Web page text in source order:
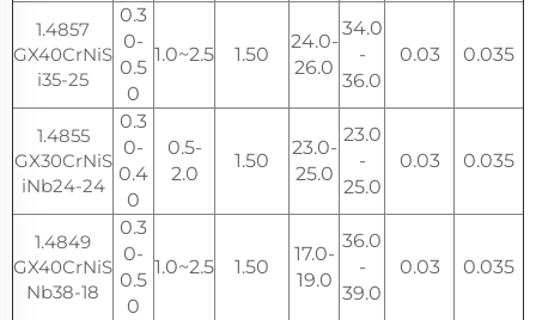
1.4857
GX40CrNiS
i35-25
0.3
0-
0.5
0
1.0~2.5 1.50
24.0-
26.0
34.0
-
36.0
0.03 0.035
1.4855
GX30CrNiS
iNb24-24
0.3
0-
0.4
0
0.5-
2.0
1.50
23.0-
25.0
23.0
-
25.0
0.03 0.035
1.4849
GX40CrNiS
Nb38-18
0.3
0-
0.5
0
1.0~2.5 1.50
17.0-
19.0
36.0
-
39.0
0.03 0.035